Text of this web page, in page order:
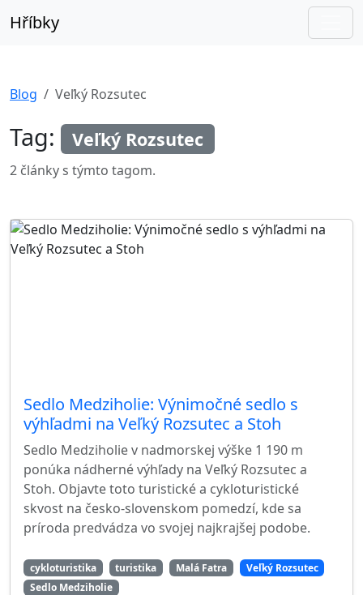
Hříbky
Blog Veľký Rozsutec
Tag: Veľký Rozsutec
2 články s týmto tagom.
Sedlo Medziholie: Výnimočné sedlo s
výhľadmi na Veľký Rozsutec a Stoh
Sedlo Medziholie v nadmorskej výške 1 190 m
ponúka nádherné výhľady na Veľký Rozsutec a
Stoh. Objavte toto turistické a cykloturistické
skvost na česko-slovenskom pomedzí, kde sa
príroda predvádza vo svojej najkrajšej podobe.
cykloturistika turistika Malá Fatra
Veľký Rozsutec
Sedlo Medziholie